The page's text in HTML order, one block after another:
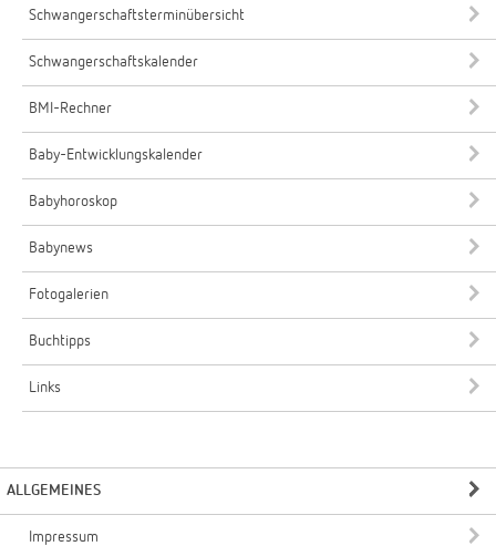
Schwangerschaftsterminübersicht
Schwangerschaftskalender
BMI-Rechner
Baby-Entwicklungskalender
Babyhoroskop
Babynews
Fotogalerien
Buchtipps
Links
ALLGEMEINES
Impressum